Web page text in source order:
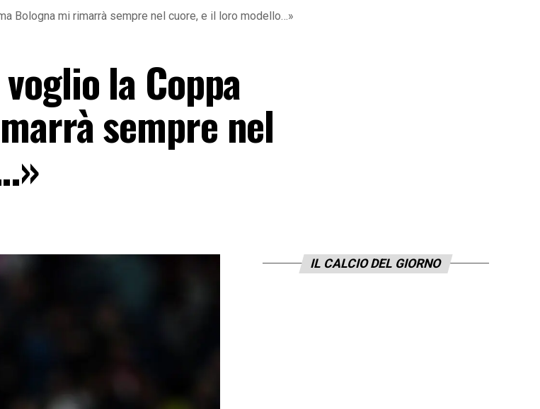
Bologna mi rimarrà sempre nel cuore, e il loro modello…»
la Coppa
sempre nel
IL CALCIO DEL GIORNO